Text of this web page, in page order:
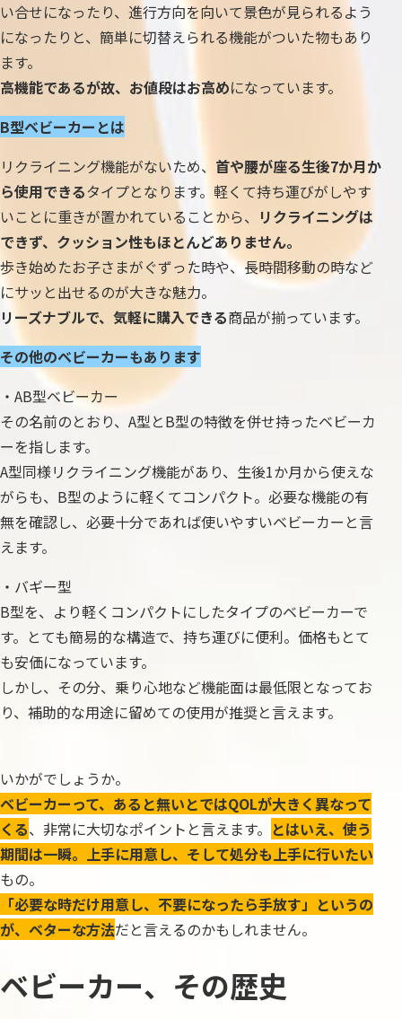
い合せになったり、進行方向を向いて景色が見られるよう
になったりと、簡単に切替えられる機能がついた物もあり
ます。
高機能であるが故、お値段はお高めになっています。
B型ベビーカーとは
リクライニング機能がないため、 首や腰が座る生後7か月か
ら使用できるタイプとなります。軽くて持ち運びがしやす
いことに重きが置かれていることから、 リクライニングは
できず、クッション性もほとんどありません。
歩き始めたお子さまがぐずった時や、長時間移動の時など
にサッと出せるのが大きな魅力。
リーズナブルで、気軽に購入できる商品が揃っています。
その他のベビーカーもあります
・AB型ベビーカー
その名前のとおり、A型とB型の特徴を併せ持ったベビーカ
ーを指します。
A型同様リクライニング機能があり、生後1か月から使えな
がらも、B型のように軽くてコンパクト。必要な機能の有
無を確認し、必要十分であれば使いやすいベビーカーと言
えます。
・バギー型
B型を、より軽くコンパクトにしたタイプのベビーカーで
す。とても簡易的な構造で、持ち運びに便利。価格もとて
も安価になっています。
しかし、その分、乗り心地など機能面は最低限となってお
り、補助的な用途に留めての使用が推奨と言えます。
いかがでしょうか。
ベビーカーって、あると無いとではQOLが大きく異なって
くる、非常に大切なポイントと言えます。 とはいえ、使う
期間は一瞬。上手に用意し、そして処分も上手に行いたい
もの。
「必要な時だけ用意し、不要になったら手放す」というの
が、ベターな方法だと言えるのかもしれません。
ベビーカー、その歴史